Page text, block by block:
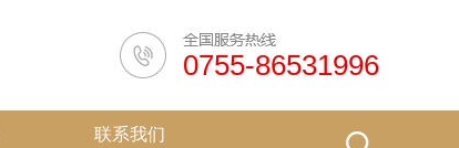
0755-86531996
联系我们